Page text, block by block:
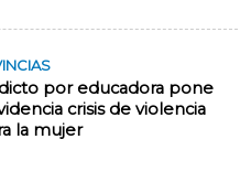
por educadora pone
crisis de violencia
la mujer